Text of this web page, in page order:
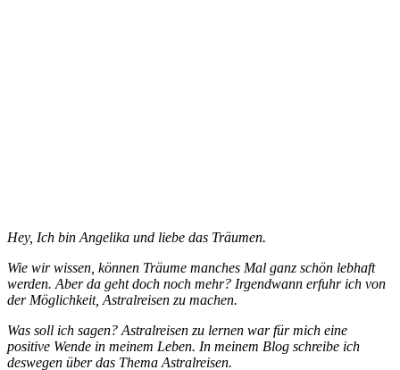
Hey, Ich bin Angelika und liebe das Träumen.
Wie wir wissen, können Träume manches Mal ganz schön lebhaft
werden. Aber da geht doch noch mehr? Irgendwann erfuhr ich von
der Möglichkeit, Astralreisen zu machen.
Was soll ich sagen? Astralreisen zu lernen war für mich eine
positive Wende in meinem Leben. In meinem Blog schreibe ich
deswegen über das Thema Astralreisen.